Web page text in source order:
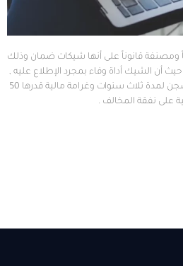
ومصنفة قانوناً على أنها شيكات ضمان وذلك
أن الشيك أداة وفاء بمجرد الإطلاع عليه ,
ويعاقب المخالف كحد أقصى بالسجن لمدة ثلاث سنوات وغرامة مالية قدرها 50
على نفقة المخالف .